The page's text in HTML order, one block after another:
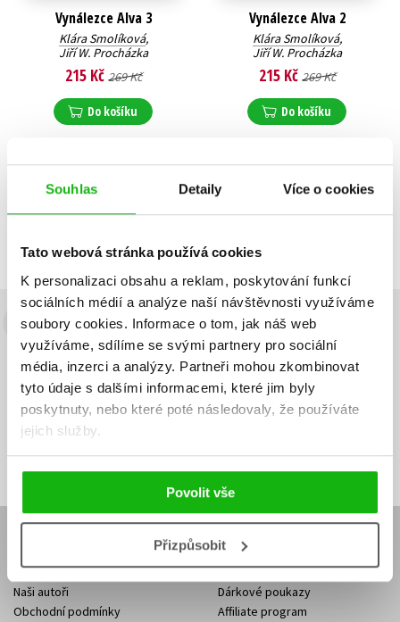
Souhlas Detaily Více o cookies
Tato webová stránka používá cookies
K personalizaci obsahu a reklam, poskytování funkcí
sociálních médií a analýze naší návštěvnosti využíváme
soubory cookies. Informace o tom, jak náš web
využíváme, sdílíme se svými partnery pro sociální
média, inzerci a analýzy. Partneři mohou zkombinovat
tyto údaje s dalšími informacemi, které jim byly
poskytnuty, nebo které poté následovaly, že používáte
jejich služby.
Povolit vše
Přizpůsobit
Vynálezce Alva 3
Klára Smolíková,
Jiří W. Procházka
215 Kč 269 Kč
Do košíku
Vynálezce Alva 2
Klára Smolíková,
Jiří W. Procházka
215 Kč 269 Kč
Do košíku
Zobraz záznamů
Budete to vědět jako první!
Zajímá Vás, jaký knižní hit právě vychází, na jaké zboží je výhodná
sleva, jaká běží soutěž o ceny? Přihlášením k odběru našich e-
mailových novineksouhlasíte se zpracováním osobních údajů.
Vaše e-
adresa
Vaše e-
adresa
Aktuality
Naši autoři
Obchodní podmínky
Knižní novinky
Dárkové poukazy
Affiliate program